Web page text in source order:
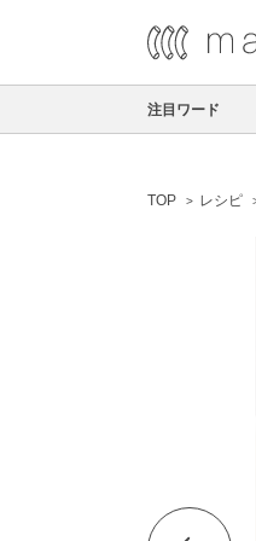
注目ワード
TOP レシピ